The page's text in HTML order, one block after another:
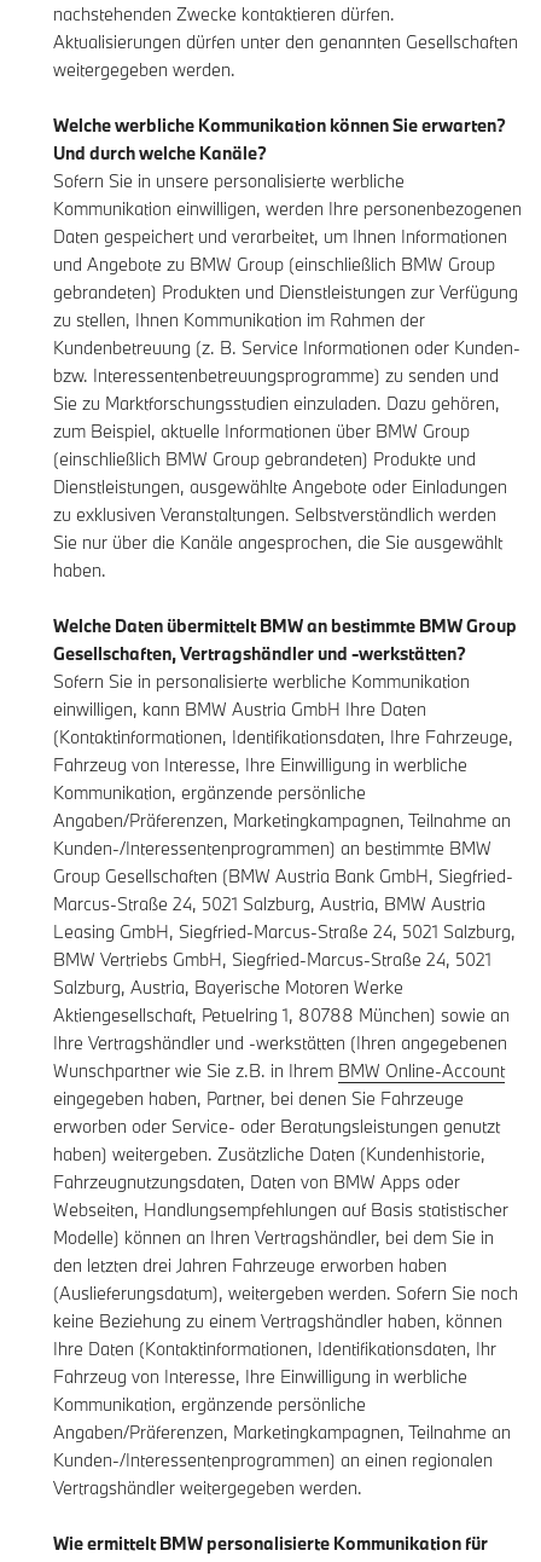
nachstehenden Zwecke kontaktieren dürfen.
Aktualisierungen dürfen unter den genannten Gesellschaften
weitergegeben werden.
Welche werbliche Kommunikation können Sie erwarten?
Und durch welche Kanäle?
Sofern Sie in unsere personalisierte werbliche
Kommunikation einwilligen, werden Ihre personenbezogenen
Daten gespeichert und verarbeitet, um Ihnen Informationen
und Angebote zu BMW Group (einschließlich BMW Group
gebrandeten) Produkten und Dienstleistungen zur Verfügung
zu stellen, Ihnen Kommunikation im Rahmen der
Kundenbetreuung (z. B. Service Informationen oder Kunden-
bzw. Interessentenbetreuungsprogramme) zu senden und
Sie zu Marktforschungsstudien einzuladen. Dazu gehören,
zum Beispiel, aktuelle Informationen über BMW Group
(einschließlich BMW Group gebrandeten) Produkte und
Dienstleistungen, ausgewählte Angebote oder Einladungen
zu exklusiven Veranstaltungen. Selbstverständlich werden
Sie nur über die Kanäle angesprochen, die Sie ausgewählt
haben.
Welche Daten übermittelt BMW an bestimmte BMW Group
Gesellschaften, Vertragshändler und -werkstätten?
Sofern Sie in personalisierte werbliche Kommunikation
einwilligen, kann BMW Austria GmbH Ihre Daten
(Kontaktinformationen, Identifikationsdaten, Ihre Fahrzeuge,
Fahrzeug von Interesse, Ihre Einwilligung in werbliche
Kommunikation, ergänzende persönliche
Angaben/Präferenzen, Marketingkampagnen, Teilnahme an
Kunden-/Interessentenprogrammen) an bestimmte BMW
Group Gesellschaften (BMW Austria Bank GmbH, Siegfried-
Marcus-Straße 24, 5021 Salzburg, Austria, BMW Austria
Leasing GmbH, Siegfried-Marcus-Straße 24, 5021 Salzburg,
BMW Vertriebs GmbH, Siegfried-Marcus-Straße 24, 5021
Salzburg, Austria, Bayerische Motoren Werke
Aktiengesellschaft, Petuelring 1, 80788 München) sowie an
Ihre Vertragshändler und -werkstätten (Ihren angegebenen
Wunschpartner wie Sie z.B. in Ihrem BMW Online-Account
eingegeben haben, Partner, bei denen Sie Fahrzeuge
erworben oder Service- oder Beratungsleistungen genutzt
haben) weitergeben. Zusätzliche Daten (Kundenhistorie,
Fahrzeugnutzungsdaten, Daten von BMW Apps oder
Webseiten, Handlungsempfehlungen auf Basis statistischer
Modelle) können an Ihren Vertragshändler, bei dem Sie in
den letzten drei Jahren Fahrzeuge erworben haben
(Auslieferungsdatum), weitergeben werden. Sofern Sie noch
keine Beziehung zu einem Vertragshändler haben, können
Ihre Daten (Kontaktinformationen, Identifikationsdaten, Ihr
Fahrzeug von Interesse, Ihre Einwilligung in werbliche
Kommunikation, ergänzende persönliche
Angaben/Präferenzen, Marketingkampagnen, Teilnahme an
Kunden-/Interessentenprogrammen) an einen regionalen
Vertragshändler weitergegeben werden.
Wie ermittelt BMW personalisierte Kommunikation für